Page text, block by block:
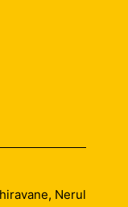
Nerul